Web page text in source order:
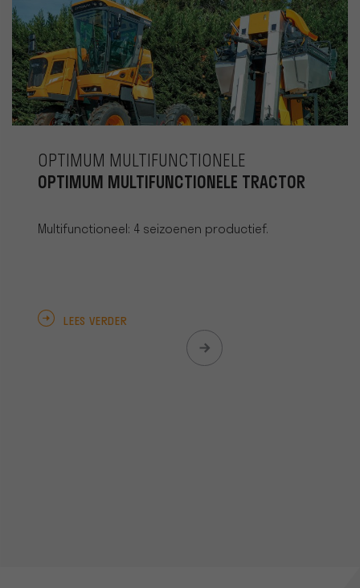
OPTIMUM MULTIFUNCTIONELE
OPTIMUM MULTIFUNCTIONELE TRACTOR
Multifunctioneel: 4 seizoenen productief.
LEES VERDER